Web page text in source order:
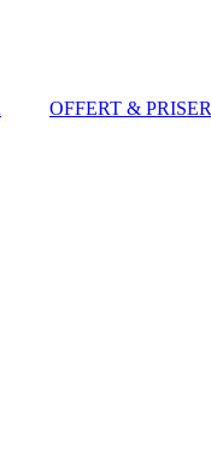
OFFERT & PRISER